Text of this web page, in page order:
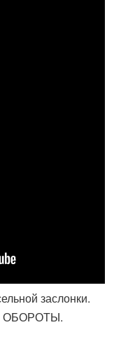
заслонки.
ОБОРОТЫ.